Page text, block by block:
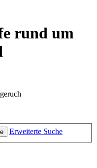
rund um
Erweiterte Suche